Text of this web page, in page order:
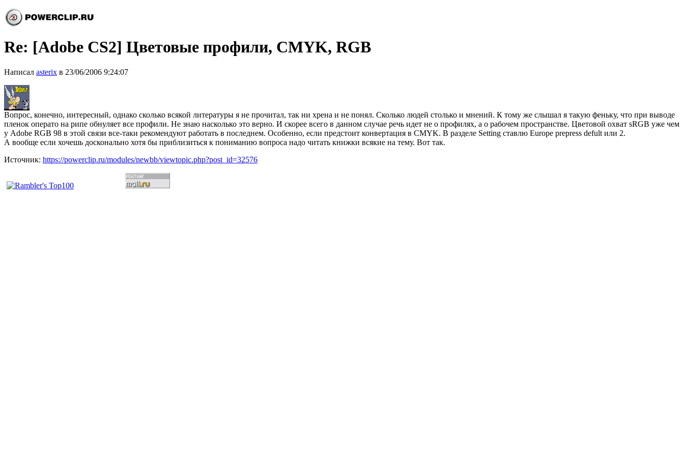
Re: [Adobe CS2] Цветовые профили, CMYK, RGB
Написал asterix в 23/06/2006 9:24:07
Вопрос, конечно, интересный, однако сколько всякой литературы я не прочитал, так ни хрена и не понял. Сколько людей столько и мнений. К тому же слышал я такую феньку, что при выводе
пленок операто на рипе обнуляет все профили. Не знаю насколько это верно. И скорее всего в данном случае речь идет не о профилях, а о рабочем пространстве. Цветовой охват sRGB уже чем
у Adobe RGB 98 в этой связи все-таки рекомендуют работать в последнем. Особенно, если предстоит конвертация в CMYK. В разделе Setting ставлю Europe prepress defult или 2.
А вообще если хочешь досконально хотя бы приблизиться к пониманию вопроса надо читать книжки всякие на тему. Вот так.
Источник: https://powerclip.ru/modules/newbb/viewtopic.php?post_id=32576